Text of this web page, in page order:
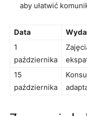
aby ułatwić
Data
1
października
15
października